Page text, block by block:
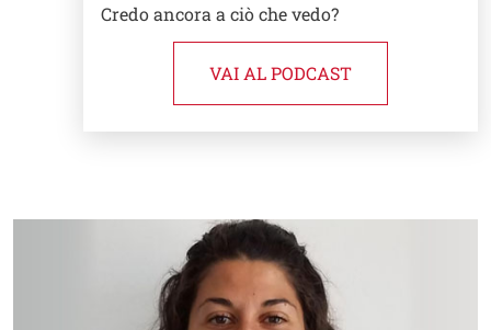
Credo ancora a ciò che vedo?
VAI AL PODCAST